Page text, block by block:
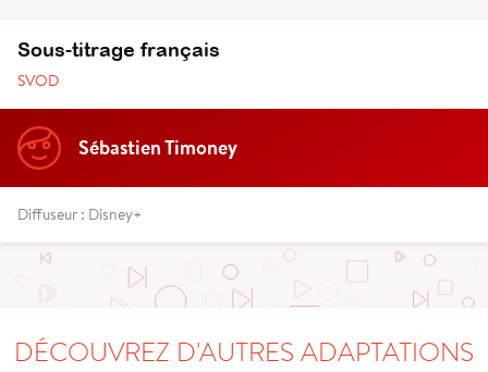
Sous-titrage français
SVOD
Sébastien Timoney
Diffuseur : Disney+
DÉCOUVREZ D'AUTRES ADAPTATIONS